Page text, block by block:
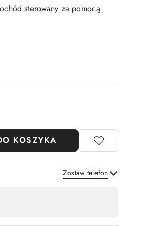
sterowany za pomocą
KOSZYKA
Zostaw telefon